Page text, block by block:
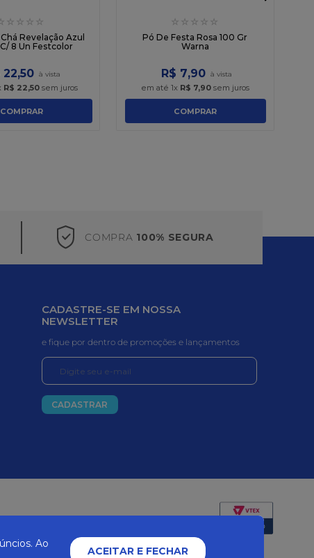
☆ ☆ ☆ ☆
Revelação Azul
C/ 8 Un Festcolor
22,50
R$ 22,50sem juros
COMPRAR
☆ ☆ ☆ ☆ ☆
Pó De Festa Rosa 100 Gr
Warna
R$ 7,90
em até 1x R$ 7,90sem juros
COMPRAR
COMPRA 100% SEGURA
CADASTRE-SE EM NOSSA
NEWSLETTER
e fique por dentro de promoções e lançamentos
CADASTRAR
Ao
ACEITAR E FECHAR